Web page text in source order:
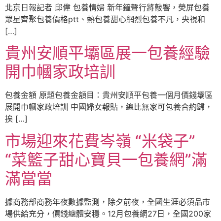
北京日報記者 邱偉 包養情婦 新年鐘聲行將敲響，熒屏包養
眾星齊聚包養價格ptt、熱包養甜心網烈包養不凡，央視和
[…]
貴州安順平壩區展一包養經驗
開巾幗家政培訓
包養金額 原題包養金額目：貴州安順平包養一個月價錢壩區
展開巾幗家政培訓 中國婦女報貼，總比無家可包養合約歸，
挨 […]
市場迎來花費岑嶺 “米袋子”
“菜籃子甜心寶貝一包養網”滿
滿當當
據商務部商務年夜數據監測，除夕前夜，全國生涯必須品市
場供給充分，價錢總體安穩。12月包養網27日，全國200家